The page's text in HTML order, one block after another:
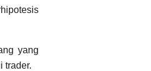
yang
trader.